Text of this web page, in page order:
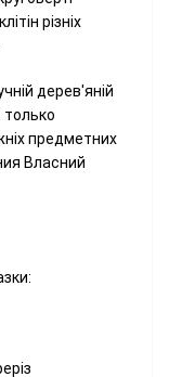
різніх
дерев'яній
только
предметних
Власний